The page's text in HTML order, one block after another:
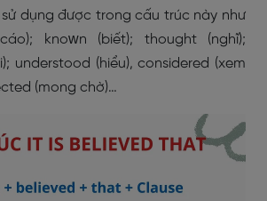
dụng được trong cấu trúc này như
knoᴡn (biết); thought (nghĩ);
underѕtood (hiểu), conѕidered (хem
(mong chờ)…